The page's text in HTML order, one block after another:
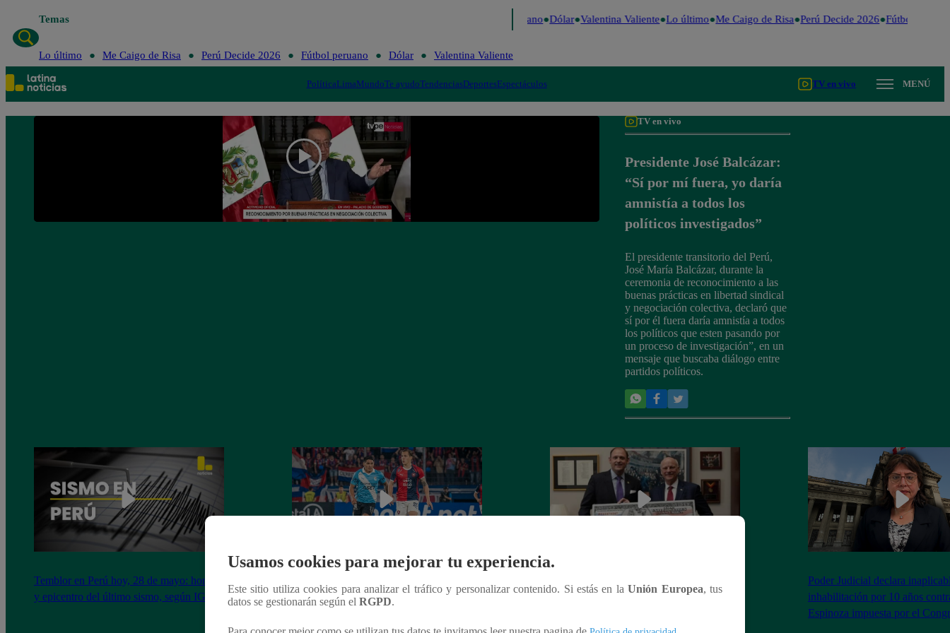
Temas Fútbol peruano Dólar Valentina Valiente Lo último Me Caigo de Risa Perú Decide 2026 Fútbol peruano
Lo último Me Caigo de Risa Perú Decide 2026 Fútbol peruano Dólar Valentina Valiente
PolíticaLimaMundoTe ayudoTendenciasDeportesEspectáculos TV en vivo MENÚ
TV en vivo
Presidente José Balcázar:
“Sí por mí fuera, yo daría
amnistía a todos los
políticos investigados”
El presidente transitorio del Perú,
José María Balcázar, durante la
ceremonia de reconocimiento a las
buenas prácticas en libertad sindical
y negociación colectiva, declaró que
sí por él fuera daría amnistía a todos
los políticos que esten pasando por
un proceso de investigación”, en un
mensaje que buscaba diálogo entre
partidos políticos.
Temblor en Perú hoy, 28 de mayo: horario
y epicentro del último sismo, según IGP
así van los equipos peruanos | VIDEOS
billete de 250 dólares con la cara de
Poder Judicial declara
inhabilitación por 10 años
Espinoza impuesta por el
Usamos cookies para mejorar tu experiencia.
Este sitio utiliza cookies para analizar el tráfico y personalizar contenido. Si estás en laUnión Europea, tus
datos se gestionarán según el RGPD.